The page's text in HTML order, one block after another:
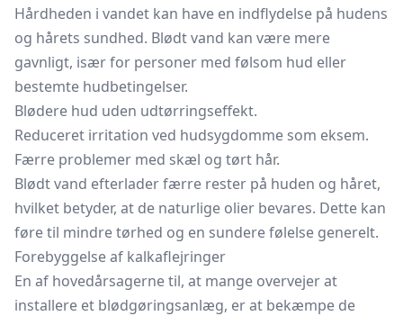
Hårdheden i vandet kan have en indflydelse på hudens
og hårets sundhed. Blødt vand kan være mere
gavnligt, især for personer med følsom hud eller
bestemte hudbetingelser.
Blødere hud uden udtørringseffekt.
Reduceret irritation ved hudsygdomme som eksem.
Færre problemer med skæl og tørt hår.
Blødt vand efterlader færre rester på huden og håret,
hvilket betyder, at de naturlige olier bevares. Dette kan
føre til mindre tørhed og en sundere følelse generelt.
Forebyggelse af kalkaflejringer
En af hovedårsagerne til, at mange overvejer at
installere et blødgøringsanlæg, er at bekæmpe de